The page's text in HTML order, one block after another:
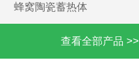
蜂窝陶瓷蓄热体
查看全部产品 >>